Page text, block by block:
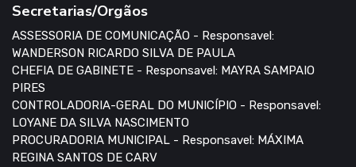
Secretarias/Orgãos
ASSESSORIA DE COMUNICAÇÃO - Responsavel:
WANDERSON RICARDO SILVA DE PAULA
CHEFIA DE GABINETE - Responsavel: MAYRA SAMPAIO
PIRES
CONTROLADORIA-GERAL DO MUNICÍPIO - Responsavel:
LOYANE DA SILVA NASCIMENTO
PROCURADORIA MUNICIPAL - Responsavel: MÁXIMA
REGINA SANTOS DE CARV